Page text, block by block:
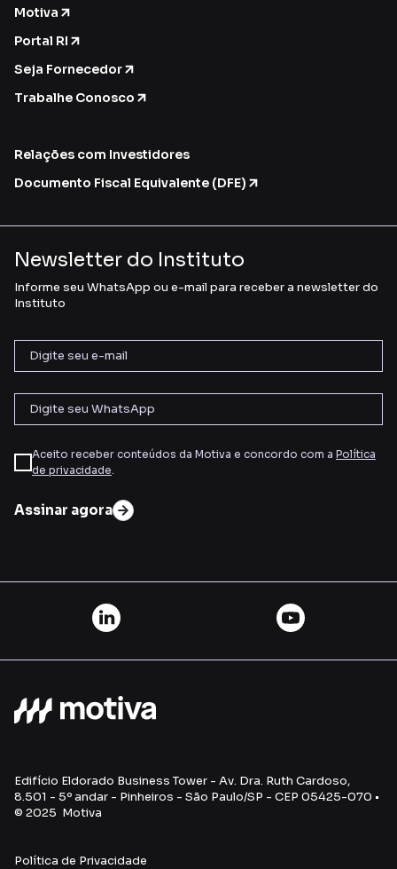
Motiva
Portal RI
Seja Fornecedor
Trabalhe Conosco
Relações com Investidores
Documento Fiscal Equivalente (DFE)
Newsletter do Instituto
Informe seu WhatsApp ou e-mail para receber a newsletter do
Instituto
Aceito receber conteúdos da Motiva e concordo com a Política
de privacidade.
Assinar agora
Edifício Eldorado Business Tower - Av. Dra. Ruth Cardoso,
8.501 - 5º andar - Pinheiros - São Paulo/SP - CEP 05425-070 •
© 2025 Motiva
Política de Privacidade